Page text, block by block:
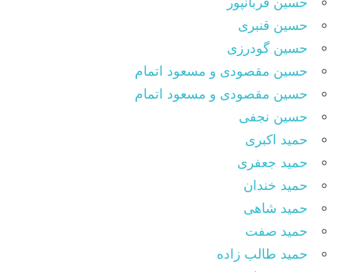
حسین قنبری
حسین گودرزی
حسین مقصودى و مسعود اتمام
حسین مقصودی و مسعود اتمام
حسین نجفی
حمید اکبری
حمید جعفری
حمید خندان
حمید شاهی
حمید صفت
حمید طالب زاده